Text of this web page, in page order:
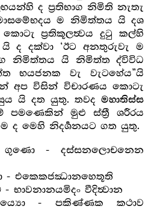
ද ප්‍ර‍තිභාග නිමිති නැතැ
ම නිමිත්තය යි දශ
ප්‍ර‍තිකූලත්‍වය දුටු කල්හි
දක්වා ‘ඊට අනතුරුවැ ම
නිමිත්තය යි නිමිත්ත ද්විවිධ
භයජනක වැ වැටහේය”යි
අප විසින් විචාරණය කොටැ
යි දත යුතු. තවදමහාතිස්ස
පමණෙකින් මුළු ස්ත්‍රී ශරීරය
ද මෙහි නිදර්‍ශනයට ගත යුතු.
ගුණො - දස්සනලොචනෙන
- එකෙකජඣානහෙතූති
භාවනානයමිදං වීදිත්‍වාන
- පකිණ්ණක කථාව